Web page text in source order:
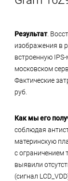
Результат.
изображения в
встроенную
московском
Фактические
руб.
Как мы его
соблюдая
материнскую
с
выявили
(сигнал